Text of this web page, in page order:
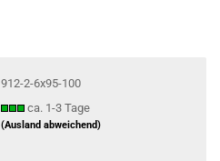
912-2-6x95-100
ca. 1-3 Tage
(Ausland abweichend)